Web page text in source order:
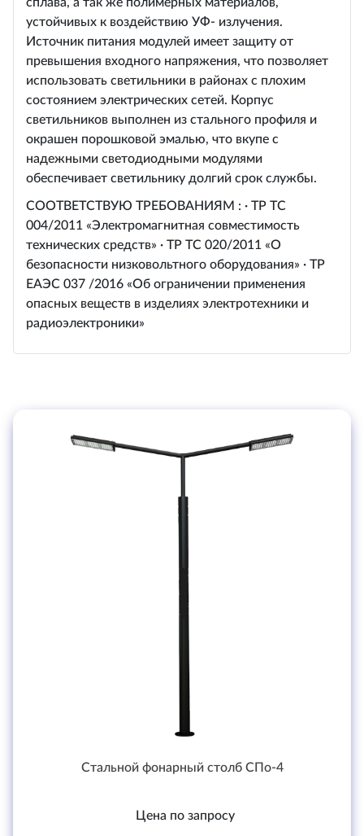
устойчивых к воздействию УФ- излучения.
Источник питания модулей имеет защиту от
превышения входного напряжения, что позволяет
использовать светильники в районах с плохим
состоянием электрических сетей. Корпус
светильников выполнен из стального профиля и
окрашен порошковой эмалью, что вкупе с
надежными светодиодными модулями
обеспечивает светильнику долгий срок службы.
СООТВЕТСТВУЮ ТРЕБОВАНИЯМ : · ТР ТС
004/2011 «Электромагнитная совместимость
технических средств» · ТР ТС 020/2011 «О
безопасности низковольтного оборудования» · ТР
ЕАЭС 037 /2016 «Об ограничении применения
опасных веществ в изделиях электротехники и
радиоэлектроники»
Стальной фонарный столб СПо-4
Цена по запросу